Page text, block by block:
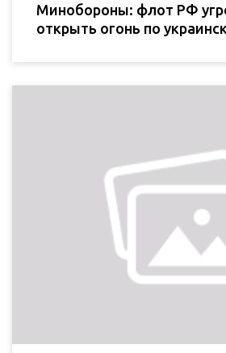
Минобороны: флот РФ
открыть огонь по